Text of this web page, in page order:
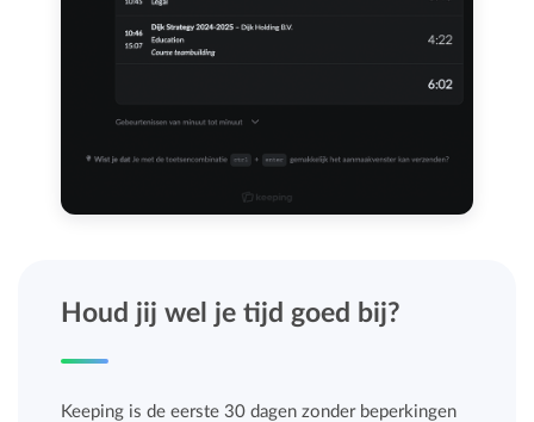
Houd jij wel je tijd goed bij?
Keeping is de eerste 30 dagen zonder beperkingen